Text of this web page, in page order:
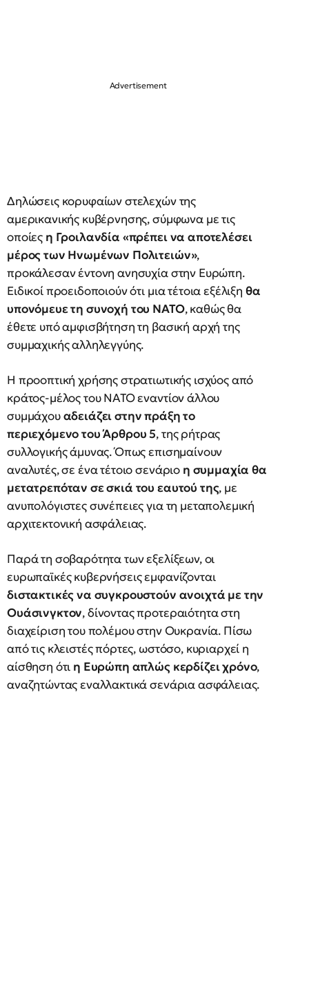
Δηλώσεις κορυφαίων στελεχών της
αμερικανικής κυβέρνησης, σύμφωνα με τις
οποίες η Γροιλανδία «πρέπει να αποτελέσει
μέρος των Ηνωμένων Πολιτειών»,
προκάλεσαν έντονη ανησυχία στην Ευρώπη.
Ειδικοί προειδοποιούν ότι μια τέτοια εξέλιξη θα
υπονόμευε τη συνοχή του ΝΑΤΟ, καθώς θα
έθετε υπό αμφισβήτηση τη βασική αρχή της
συμμαχικής αλληλεγγύης.
Η προοπτική χρήσης στρατιωτικής ισχύος από
κράτος-μέλος του ΝΑΤΟ εναντίον άλλου
συμμάχουαδειάζει στην πράξη το
περιεχόμενο του Άρθρου 5, της ρήτρας
συλλογικής άμυνας. Όπως επισημαίνουν
αναλυτές, σε ένα τέτοιο σενάριο η συμμαχία θα
μετατρεπόταν σε σκιά του εαυτού της, με
ανυπολόγιστες συνέπειες για τη μεταπολεμική
αρχιτεκτονική ασφάλειας.
Παρά τη σοβαρότητα των εξελίξεων, οι
ευρωπαϊκές κυβερνήσεις εμφανίζονται
διστακτικές να συγκρουστούν ανοιχτά με την
Ουάσινγκτον, δίνοντας προτεραιότητα στη
διαχείριση του πολέμου στην Ουκρανία. Πίσω
από τις κλειστές πόρτες, ωστόσο, κυριαρχεί η
αίσθηση ότι η Ευρώπη απλώς κερδίζει χρόνο,
αναζητώντας εναλλακτικά σενάρια ασφάλειας.